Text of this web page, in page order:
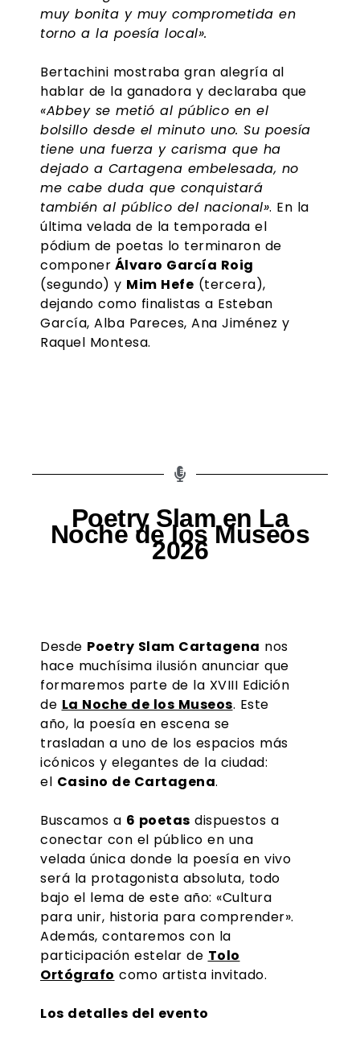
muy bonita y muy comprometida en
torno a la poesía local».
Bertachini mostraba gran alegría al
hablar de la ganadora y declaraba que
«Abbey se metió al público en el
bolsillo desde el minuto uno. Su poesía
tiene una fuerza y carisma que ha
dejado a Cartagena embelesada, no
me cabe duda que conquistará
también al público del nacional». En la
última velada de la temporada el
pódium de poetas lo terminaron de
componer Álvaro García Roig
(segundo) y Mim Hefe (tercera),
dejando como finalistas a Esteban
García, Alba Pareces, Ana Jiménez y
Raquel Montesa.
Poetry Slam en La
Noche de los Museos
2026
Desde Poetry Slam Cartagena nos
hace muchísima ilusión anunciar que
formaremos parte de la XVIII Edición
de La Noche de los Museos. Este
año, la poesía en escena se
trasladan a uno de los espacios más
icónicos y elegantes de la ciudad:
el Casino de Cartagena.
Buscamos a 6 poetas dispuestos a
conectar con el público en una
velada única donde la poesía en vivo
será la protagonista absoluta, todo
bajo el lema de este año: «Cultura
para unir, historia para comprender».
Además, contaremos con la
participación estelar de Tolo
Ortógrafo como artista invitado.
Los detalles del evento